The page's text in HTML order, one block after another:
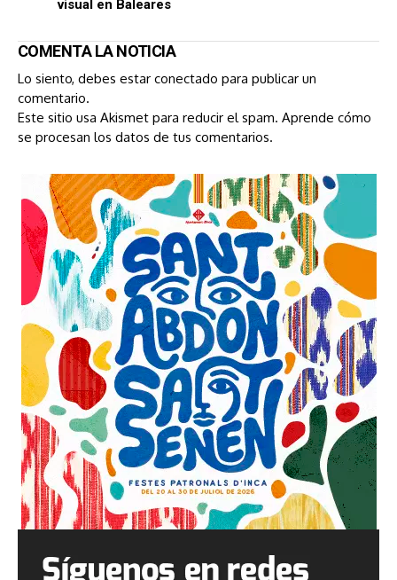
visual en Baleares
COMENTA LA NOTICIA
Lo siento, debes estar conectado para publicar un
comentario.
Este sitio usa Akismet para reducir el spam. Aprende cómo
se procesan los datos de tus comentarios.